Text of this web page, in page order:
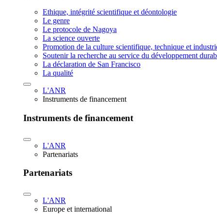
Ethique, intégrité scientifique et déontologie
Le genre
Le protocole de Nagoya
La science ouverte
Promotion de la culture scientifique, technique et
Soutenir la recherche au service du développement
La déclaration de San Francisco
La qualité
L'ANR
Instruments de financement
Instruments de financement
L'ANR
Partenariats
Partenariats
L'ANR
Europe et international